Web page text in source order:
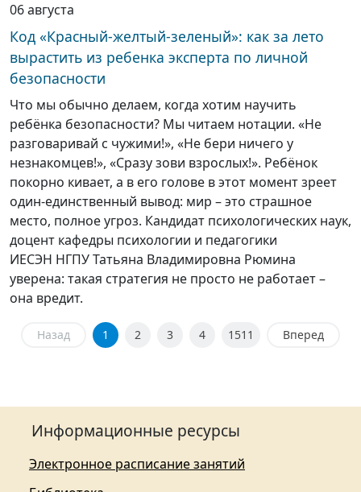
06 августа
Код «Красный-желтый-зеленый»: как за лето
вырастить из ребенка эксперта по личной
безопасности
Что мы обычно делаем, когда хотим научить
ребёнка безопасности? Мы читаем нотации. «Не
разговаривай с чужими!», «Не бери ничего у
незнакомцев!», «Сразу зови взрослых!». Ребёнок
покорно кивает, а в его голове в этот момент зреет
один-единственный вывод: мир – это страшное
место, полное угроз. Кандидат психологических наук,
доцент кафедры психологии и педагогики
ИЕСЭН НГПУ Татьяна Владимировна Рюмина
уверена: такая стратегия не просто не работает –
она вредит.
Назад 1 2 3 4 1511 Вперед
Информационные ресурсы
Электронное расписание занятий